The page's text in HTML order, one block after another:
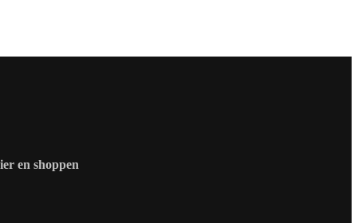
en shoppen